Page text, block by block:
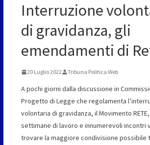
Interruzione
di gravidanza, gli
emendamenti di
20 Luglio 2022 Tribuna Politica Web
A pochi giorni dalla discussione in
Progetto di Legge che regolamenta
volontaria di gravidanza, il Movimento
settimane di lavoro e innumerevoli incontri
trovare la maggiore condivisione possibile